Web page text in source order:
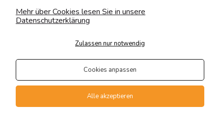
Transportarten
Der Versand erfolgt per
private Spedition
Geprüfte Präsenz
Zahlungsmethoden
Mehr über Cookies lesen Sie in unsere
Datenschutzerklärung
Zulassen nur notwendig
Cookies anpassen
Alle akzeptieren